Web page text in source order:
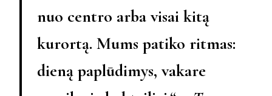
nuo centro arba visai kitą
kurortą. Mums patiko ritmas:
dieną paplūdimys, vakare